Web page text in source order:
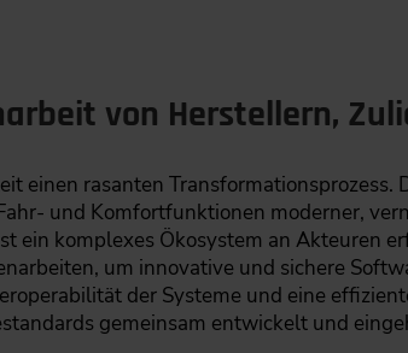
von Herstellern,
einen rasanten Transformationsprozess.
und Komfortfunktionen moderner,
ein komplexes Ökosystem an Akteuren
um innovative und sichere
der Systeme und eine
gemeinsam entwickelt und